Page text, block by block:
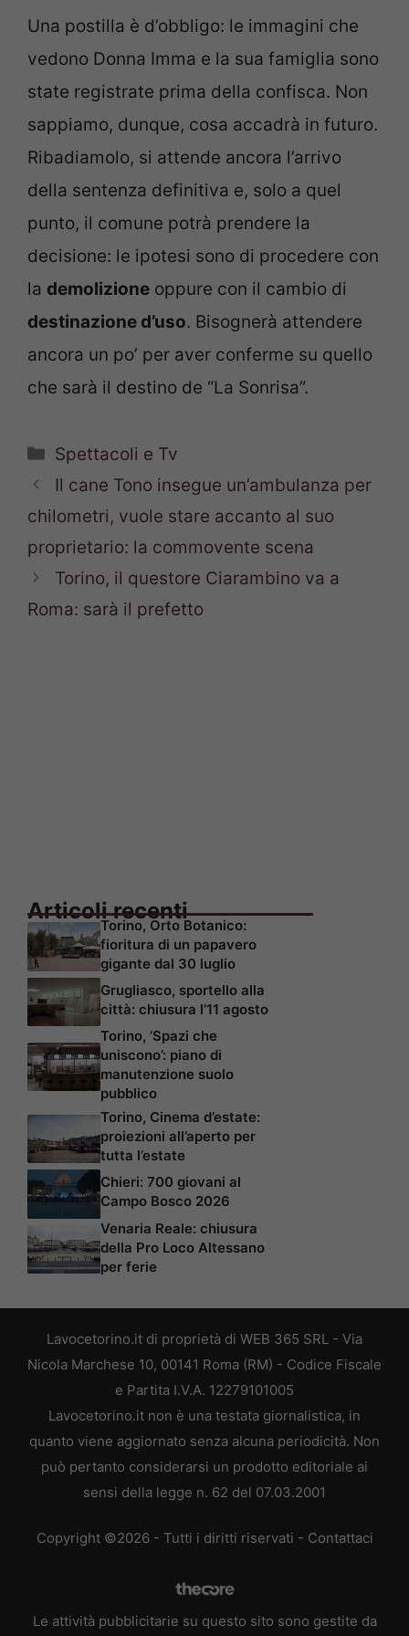
Una postilla è d’obbligo: le immagini che
vedono Donna Imma e la sua famiglia sono
state registrate prima della confisca. Non
sappiamo, dunque, cosa accadrà in futuro.
Ribadiamolo, si attende ancora l’arrivo
della sentenza definitiva e, solo a quel
punto, il comune potrà prendere la
decisione: le ipotesi sono di procedere con
la demolizione oppure con il cambio di
destinazione d’uso. Bisognerà attendere
ancora un po’ per aver conferme su quello
che sarà il destino de “La Sonrisa”.
Categorie
Spettacoli e Tv
Il cane Tono insegue un’ambulanza per
chilometri, vuole stare accanto al suo
proprietario: la commovente scena
Torino, il questore Ciarambino va a
Roma: sarà il prefetto
Articoli recenti
Torino, Orto Botanico:
fioritura di un papavero
gigante dal 30 luglio
Grugliasco, sportello alla
città: chiusura l’11 agosto
Torino, ‘Spazi che
uniscono’: piano di
manutenzione suolo
pubblico
Torino, Cinema d’estate:
proiezioni all’aperto per
tutta l’estate
Chieri: 700 giovani al
Campo Bosco 2026
Venaria Reale: chiusura
della Pro Loco Altessano
per ferie
Lavocetorino.it di proprietà di WEB 365 SRL - Via
Nicola Marchese 10, 00141 Roma (RM) - Codice Fiscale
e Partita I.V.A. 12279101005
Lavocetorino.it non è una testata giornalistica, in
quanto viene aggiornato senza alcuna periodicità. Non
può pertanto considerarsi un prodotto editoriale ai
sensi della legge n. 62 del 07.03.2001
Copyright ©2026 - Tutti i diritti riservati - Contattaci
Le attività pubblicitarie su questo sito sono gestite da